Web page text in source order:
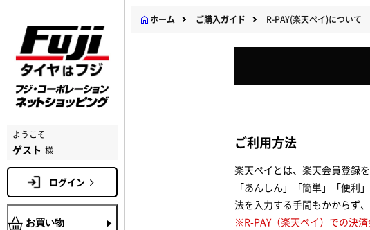
ようこそ
ゲスト 様
ログイン
お買い物
ホーム ご購入ガイド R-PAY(楽天ペイ)について
ご利用方法
楽天ペイとは、楽天会員登録
「あんしん」「簡単」「便
法を入力する手間もかからず
※R-PAY（楽天ペイ）での決